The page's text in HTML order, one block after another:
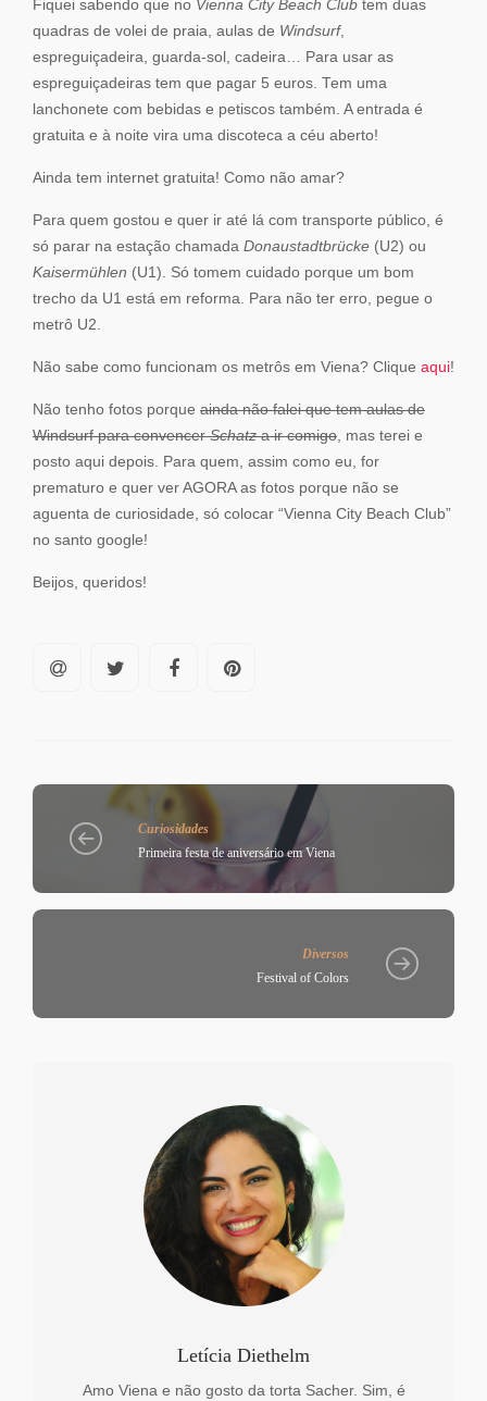
Fiquei sabendo que no Vienna City Beach Club tem duas
quadras de volei de praia, aulas de Windsurf,
espreguiçadeira, guarda-sol, cadeira… Para usar as
espreguiçadeiras tem que pagar 5 euros. Tem uma
lanchonete com bebidas e petiscos também. A entrada é
gratuita e à noite vira uma discoteca a céu aberto!
Ainda tem internet gratuita! Como não amar?
Para quem gostou e quer ir até lá com transporte público, é
só parar na estação chamada Donaustadtbrücke (U2) ou
Kaisermühlen (U1). Só tomem cuidado porque um bom
trecho da U1 está em reforma. Para não ter erro, pegue o
metrô U2.
Não sabe como funcionam os metrôs em Viena? Clique aqui!
Não tenho fotos porque ainda não falei que tem aulas de
Windsurf para convencerSchatza ir comigo, mas terei e
posto aqui depois. Para quem, assim como eu, for
prematuro e quer ver AGORA as fotos porque não se
aguenta de curiosidade, só colocar “Vienna City Beach Club”
no santo google!
Beijos, queridos!
Curiosidades
Primeira festa de aniversário em Viena
Diversos
Festival of Colors
Letícia Diethelm
Amo Viena e não gosto da torta Sacher. Sim, é